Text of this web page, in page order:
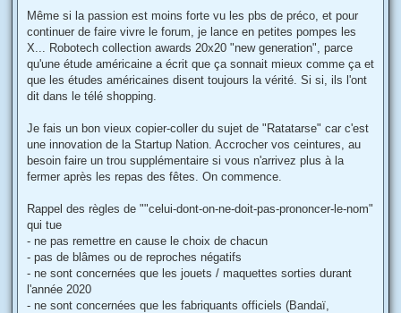
s
a
Même si la passion est moins forte vu les pbs de préco, et pour
continuer de faire vivre le forum, je lance en petites pompes les
X... Robotech collection awards 20x20 "new generation", parce
qu'une étude américaine a écrit que ça sonnait mieux comme ça et
que les études américaines disent toujours la vérité. Si si, ils l'ont
dit dans le télé shopping.
Je fais un bon vieux copier-coller du sujet de "Ratatarse" car c'est
une innovation de la Startup Nation. Accrocher vos ceintures, au
besoin faire un trou supplémentaire si vous n'arrivez plus à la
fermer après les repas des fêtes. On commence.
Rappel des règles de ""celui-dont-on-ne-doit-pas-prononcer-le-nom"
qui tue
- ne pas remettre en cause le choix de chacun
- pas de blâmes ou de reproches négatifs
- ne sont concernées que les jouets / maquettes sorties durant
l'année 2020
- ne sont concernées que les fabriquants officiels (Bandaï,